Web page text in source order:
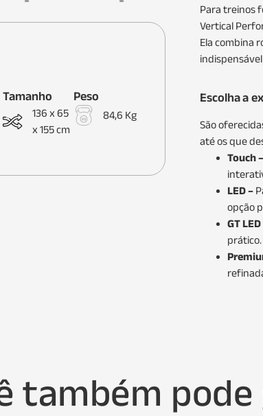
Tamanho
136 x 65
x 155 cm
Peso
84,6 Kg
Para treinos
Vertical
Ela combina
Escolha a
São
até os que
Touch –
LED –
opção
GT LED
também